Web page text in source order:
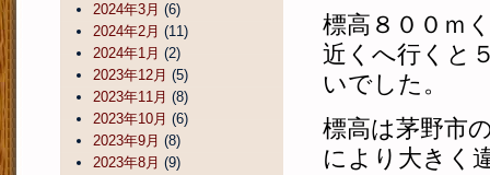
標高８００ｍ
近くへ行くと
いでした。
標高は茅野市
により大きく
2024年3月 (6)
2024年2月 (11)
2024年1月 (2)
2023年12月 (5)
2023年11月 (8)
2023年10月 (6)
2023年9月 (8)
2023年8月 (9)